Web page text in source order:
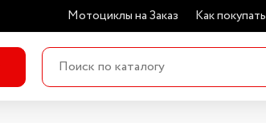
Мотоциклы на Заказ Как покупать